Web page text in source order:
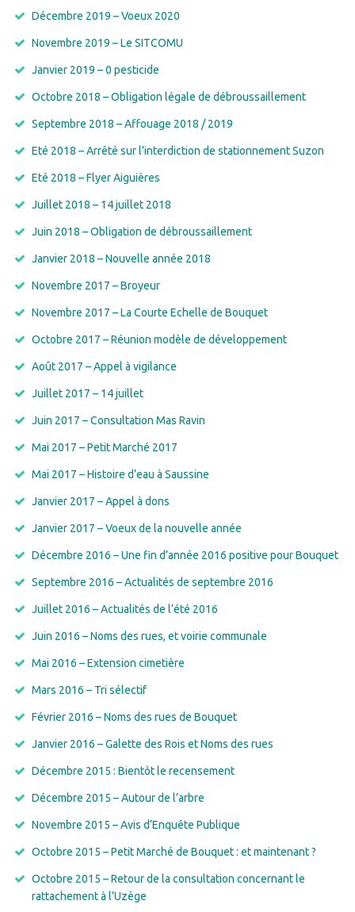
Décembre 2019 – Voeux 2020
Novembre 2019 – Le SITCOMU
Janvier 2019 – 0 pesticide
Octobre 2018 – Obligation légale de débroussaillement
Septembre 2018 – Affouage 2018 / 2019
Eté 2018 – Arrêté sur l’interdiction de stationnement Suzon
Eté 2018 – Flyer Aiguières
Juillet 2018 – 14 juillet 2018
Juin 2018 – Obligation de débroussaillement
Janvier 2018 – Nouvelle année 2018
Novembre 2017 – Broyeur
Novembre 2017 – La Courte Echelle de Bouquet
Octobre 2017 – Réunion modèle de développement
Août 2017 – Appel à vigilance
Juillet 2017 – 14 juillet
Juin 2017 – Consultation Mas Ravin
Mai 2017 – Petit Marché 2017
Mai 2017 – Histoire d’eau à Saussine
Janvier 2017 – Appel à dons
Janvier 2017 – Voeux de la nouvelle année
Décembre 2016 – Une fin d’année 2016 positive pour Bouquet
Septembre 2016 – Actualités de septembre 2016
Juillet 2016 – Actualités de l’été 2016
Juin 2016 – Noms des rues, et voirie communale
Mai 2016 – Extension cimetière
Mars 2016 – Tri sélectif
Février 2016 – Noms des rues de Bouquet
Janvier 2016 – Galette des Rois et Noms des rues
Décembre 2015 : Bientôt le recensement
Décembre 2015 – Autour de l’arbre
Novembre 2015 – Avis d’Enquête Publique
Octobre 2015 – Petit Marché de Bouquet : et maintenant ?
Octobre 2015 – Retour de la consultation concernant le
rattachement à l’Uzège